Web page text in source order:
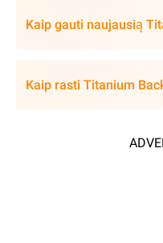
Kaip gauti naujausią
Kaip rasti Titanium